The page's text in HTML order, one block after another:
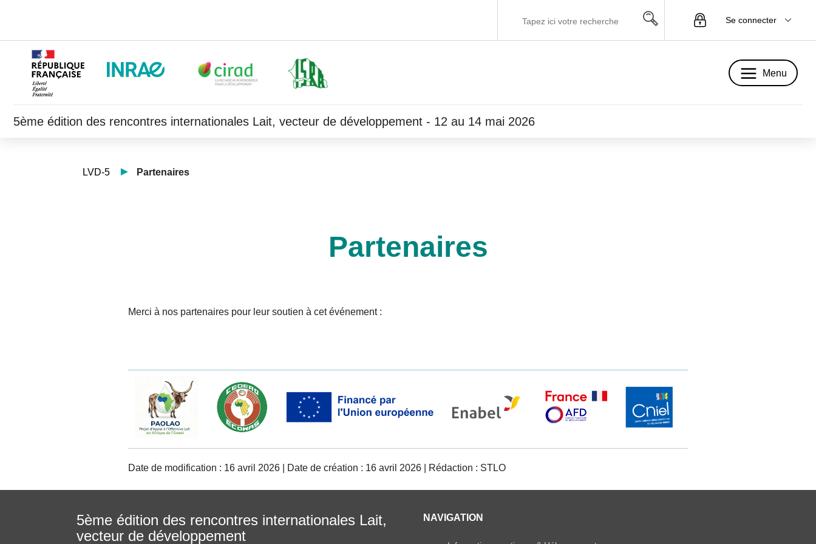
Se connecter
Menu
5ème édition des rencontres internationales Lait, vecteur de développement - 12 au 14 mai 2026
LVD-5 Partenaires
Partenaires
Merci à nos partenaires pour leur soutien à cet événement :
Date de modification : 16 avril 2026 | Date de création : 16 avril 2026 | Rédaction : STLO
5ème édition des rencontres internationales Lait,
vecteur de développement
NAVIGATION